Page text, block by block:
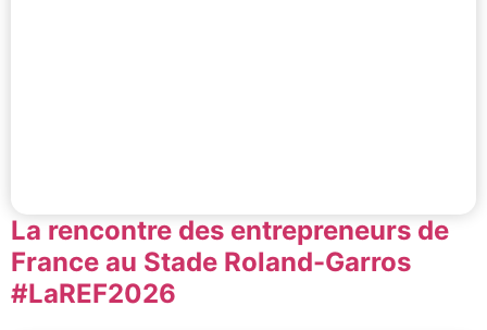
La rencontre des entrepreneurs de
France au Stade Roland-Garros
#LaREF2026